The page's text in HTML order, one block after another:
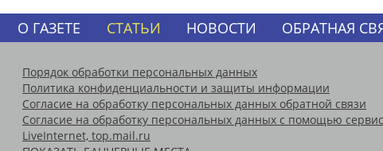
О ГАЗЕТЕ СТАТЬИ НОВОСТИ ОБРАТНАЯ
Порядок обработки персональных данных
Политика конфиденциальности и защиты информации
Согласие на обработку персональных данных обратной связи
Согласие на обработку персональных данных с помощью
LiveInternet, top.mail.ru